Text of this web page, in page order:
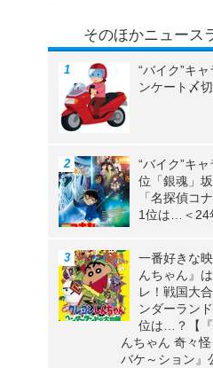
そのほかニュース
“バイク”キ
ンケート〆
“バイク”キ
位「銀魂」
「名探偵コ
1位は…＜24
一番好きな
んちゃん』
レ！戦国大
ンダーラン
位は…？【『
んちゃん 奇々
バケ～ション』